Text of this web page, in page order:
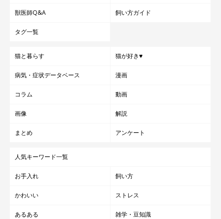
獣医師Q&A 飼い方ガイド
タグ一覧
猫と暮らす 猫が好き♥
病気・症状データベース 漫画
コラム 動画
画像 解説
まとめ アンケート
人気キーワード一覧
お手入れ 飼い方
かわいい ストレス
あるある 雑学・豆知識